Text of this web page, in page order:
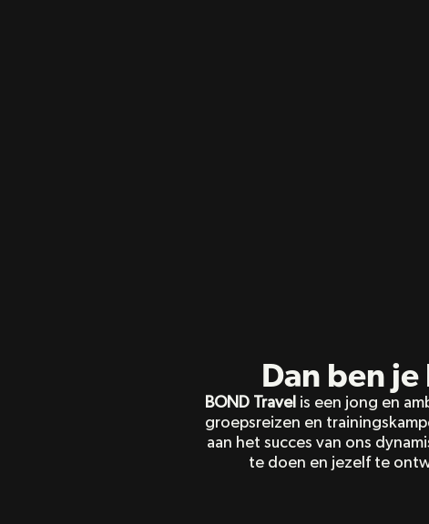
En altijd
Dan ben
BOND Travel is een jong en
groepsreizen en
aan het succes van ons
te doen en jezelf te